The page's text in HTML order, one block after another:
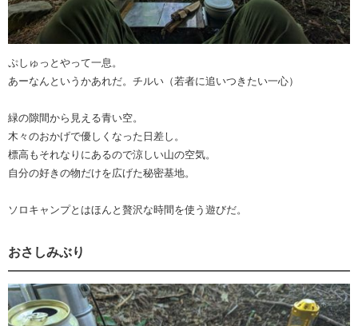
ぷしゅっとやって一息。
あーなんというかあれだ。チルい（若者に追いつきたい一心）
緑の隙間から見える青い空。
木々のおかげで優しくなった日差し。
標高もそれなりにあるので涼しい山の空気。
自分の好きの物だけを広げた秘密基地。
ソロキャンプとはほんと贅沢な時間を使う遊びだ。
おさしみぶり